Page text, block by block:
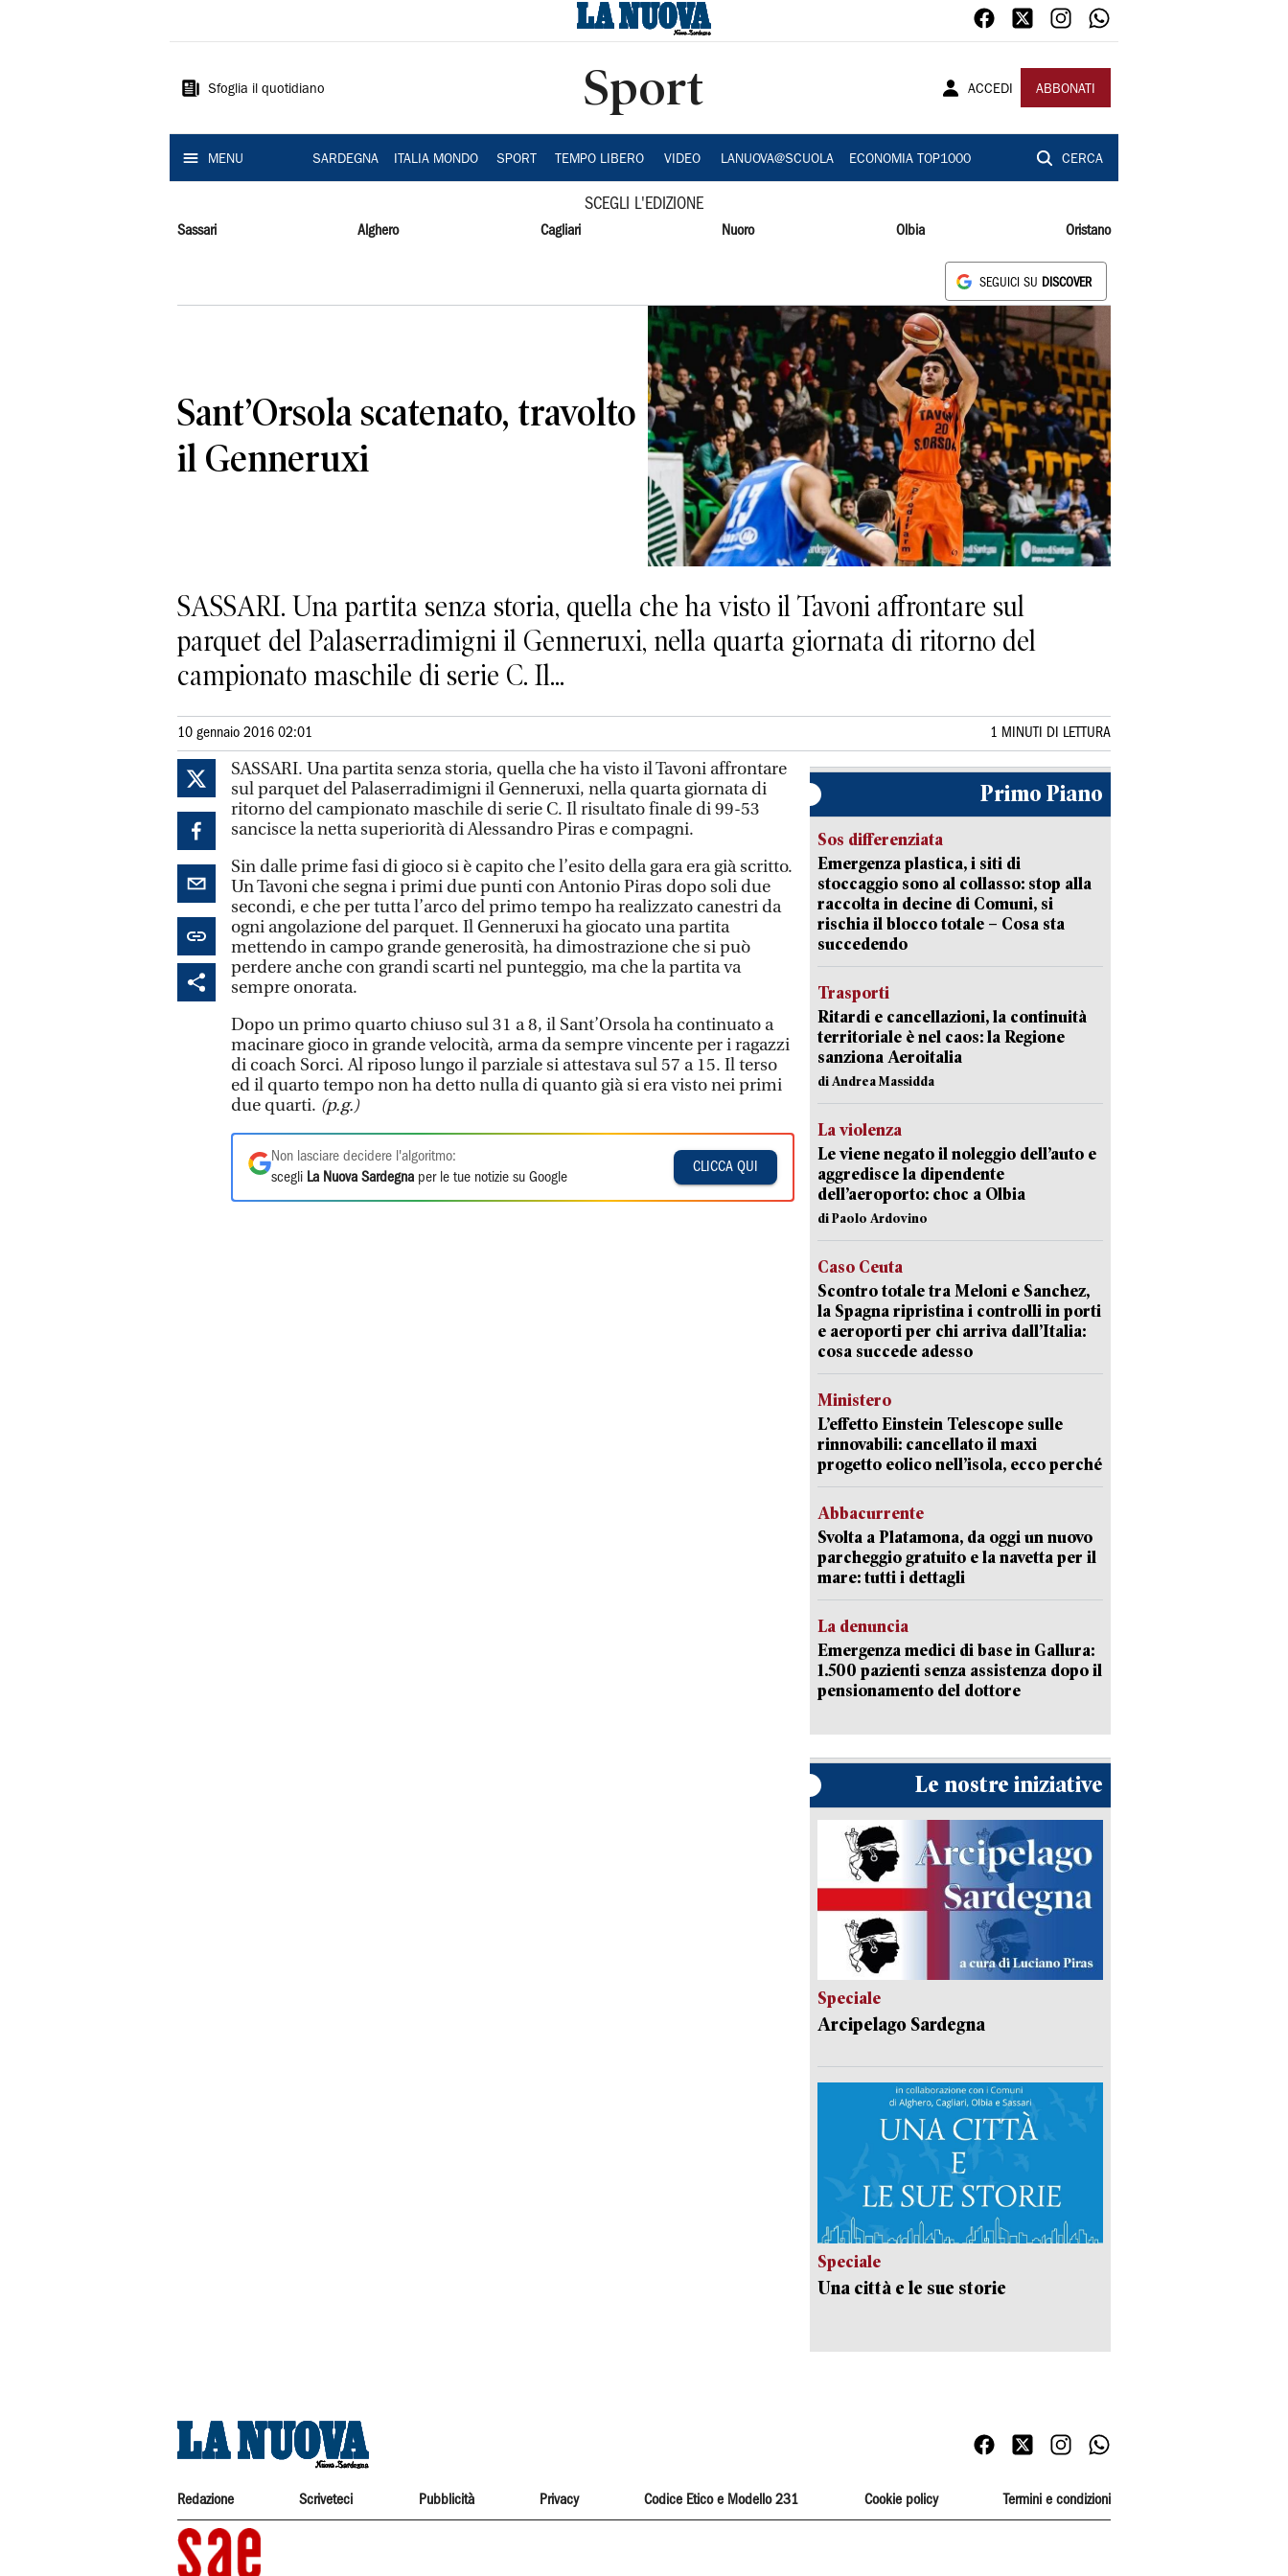
Sardegna
Sfoglia il quotidiano Sport ACCEDI ABBONATI
MENU SARDEGNA ITALIA MONDO SPORT TEMPO LIBERO VIDEO LANUOVA@SCUOLA ECONOMIA TOP1000 CERCA
SCEGLI L'EDIZIONE
Sassari Alghero Cagliari Nuoro Olbia Oristano
SEGUICI SU DISCOVER
Sant’Orsola scatenato, travolto
il Genneruxi
SASSARI. Una partita senza storia, quella che ha visto il Tavoni affrontare sul
parquet del Palaserradimigni il Genneruxi, nella quarta giornata di ritorno del
campionato maschile di serie C. Il...
10 gennaio 2016 02:01 1 MINUTI DI LETTURA
SASSARI. Una partita senza storia, quella che ha visto il Tavoni affrontare
sul parquet del Palaserradimigni il Genneruxi, nella quarta giornata di
ritorno del campionato maschile di serie C. Il risultato finale di 99-53
sancisce la netta superiorità di Alessandro Piras e compagni.
Sin dalle prime fasi di gioco si è capito che l’esito della gara era già scritto.
Un Tavoni che segna i primi due punti con Antonio Piras dopo soli due
secondi, e che per tutta l’arco del primo tempo ha realizzato canestri da
ogni angolazione del parquet. Il Genneruxi ha giocato una partita
mettendo in campo grande generosità, ha dimostrazione che si può
perdere anche con grandi scarti nel punteggio, ma che la partita va
sempre onorata.
Dopo un primo quarto chiuso sul 31 a 8, il Sant’Orsola ha continuato a
macinare gioco in grande velocità, arma da sempre vincente per i ragazzi
di coach Sorci. Al riposo lungo il parziale si attestava sul 57 a 15. Il terso
ed il quarto tempo non ha detto nulla di quanto già si era visto nei primi
due quarti. (p.g.)
Non lasciare decidere l'algoritmo:
scegli La Nuova Sardegna per le tue notizie su Google
CLICCA QUI
Primo Piano
Sos differenziata
Emergenza plastica, i siti di
stoccaggio sono al collasso: stop alla
raccolta in decine di Comuni, si
rischia il blocco totale – Cosa sta
succedendo
Trasporti
Ritardi e cancellazioni, la continuità
territoriale è nel caos: la Regione
sanziona Aeroitalia
di Andrea Massidda
La violenza
Le viene negato il noleggio dell’auto e
aggredisce la dipendente
dell’aeroporto: choc a Olbia
di Paolo Ardovino
Caso Ceuta
Scontro totale tra Meloni e Sanchez,
la Spagna ripristina i controlli in porti
e aeroporti per chi arriva dall’Italia:
cosa succede adesso
Ministero
L’effetto Einstein Telescope sulle
rinnovabili: cancellato il maxi
progetto eolico nell’isola, ecco perché
Abbacurrente
Svolta a Platamona, da oggi un nuovo
parcheggio gratuito e la navetta per il
mare: tutti i dettagli
La denuncia
Emergenza medici di base in Gallura:
1.500 pazienti senza assistenza dopo il
pensionamento del dottore
Le nostre iniziative
Speciale
Arcipelago Sardegna
Speciale
Una città e le sue storie
Redazione Scriveteci Pubblicità Privacy Codice Etico e Modello 231 Cookie policy Termini e condizioni